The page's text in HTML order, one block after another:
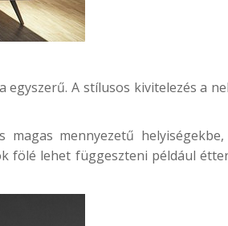
A stílusos kivitelezés a
mennyezetű helyiségekbe,
fölé lehet függeszteni például